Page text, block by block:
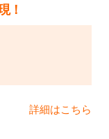
！
詳細はこちら